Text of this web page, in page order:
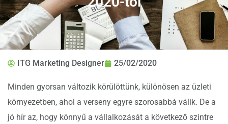
ITG Marketing Designer 25/02/2020
Minden gyorsan változik körülöttünk, különösen az üzleti
környezetben, ahol a verseny egyre szorosabbá válik. De a
jó hír az, hogy könnyű a vállalkozását a következő szintre